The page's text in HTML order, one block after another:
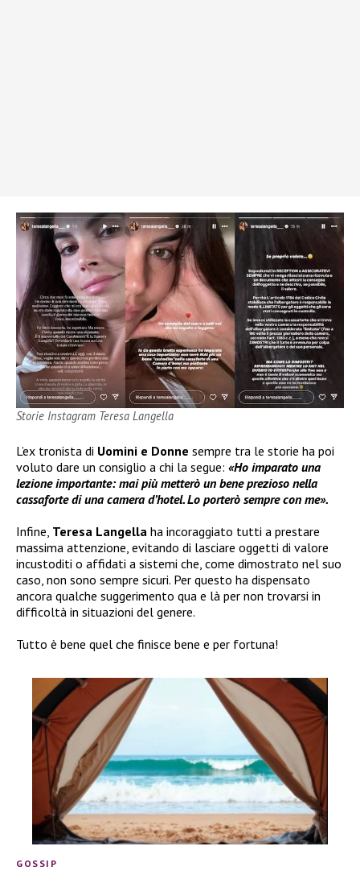
Storie Instagram Teresa Langella
L’ex tronista di Uomini e Donne sempre tra le storie ha poi
voluto dare un consiglio a chi la segue: «Ho imparato una
lezione importante: mai più metterò un bene prezioso nella
cassaforte di una camera d’hotel. Lo porterò sempre con me».
Infine, Teresa Langella ha incoraggiato tutti a prestare
massima attenzione, evitando di lasciare oggetti di valore
incustoditi o affidati a sistemi che, come dimostrato nel suo
caso, non sono sempre sicuri. Per questo ha dispensato
ancora qualche suggerimento qua e là per non trovarsi in
difficoltà in situazioni del genere.
Tutto è bene quel che finisce bene e per fortuna!
GOSSIP